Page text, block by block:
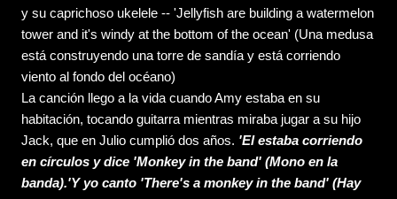
y su caprichoso ukelele -- 'Jellyfish are building a watermelon
tower and it's windy at the bottom of the ocean' (Una medusa
está construyendo una torre de sandía y está corriendo
viento al fondo del océano)
La canción llego a la vida cuando Amy estaba en su
habitación, tocando guitarra mientras miraba jugar a su hijo
Jack, que en Julio cumplió dos años. 'El estaba corriendo
en círculos y dice 'Monkey in the band' (Mono en la
banda).'Y yo canto 'There's a monkey in the band' (Hay